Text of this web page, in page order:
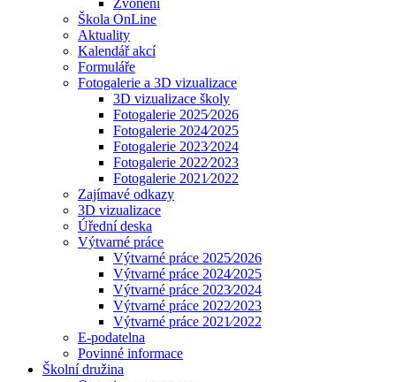
Zvonění
Škola OnLine
Aktuality
Kalendář akcí
Formuláře
Fotogalerie a 3D vizualizace
3D vizualizace školy
Fotogalerie 2025⁄2026
Fotogalerie 2024⁄2025
Fotogalerie 2023⁄2024
Fotogalerie 2022⁄2023
Fotogalerie 2021⁄2022
Zajímavé odkazy
3D vizualizace
Úřední deska
Výtvarné práce
Výtvarné práce 2025⁄2026
Výtvarné práce 2024⁄2025
Výtvarné práce 2023⁄2024
Výtvarné práce 2022⁄2023
Výtvarné práce 2021⁄2022
E-podatelna
Povinné informace
Školní družina